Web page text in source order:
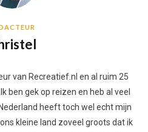
van Recreatief.nl en al ruim 25
ben gek op reizen en heb al veel
heeft toch wel echt mijn
kleine land zoveel groots dat ik